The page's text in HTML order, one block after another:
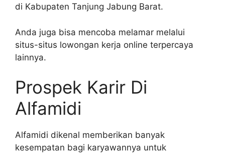
di Kabupaten Tanjung Jabung Barat.
Anda juga bisa mencoba melamar melalui
situs-situs lowongan kerja online terpercaya
lainnya.
Prospek Karir Di
Alfamidi
Alfamidi dikenal memberikan banyak
kesempatan bagi karyawannya untuk